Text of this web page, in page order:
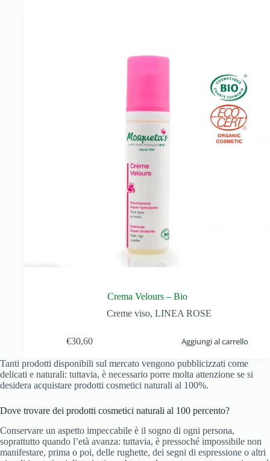
Crema Velours – Bio
Creme viso, LINEA ROSE
€30,60 Aggiungi al carrello
Tanti prodotti disponibili sul mercato vengono pubblicizzati come
delicati e naturali: tuttavia, è necessario porre molta attenzione se si
desidera acquistare prodotti cosmetici naturali al 100%.
Dove trovare dei prodotti cosmetici naturali al 100 percento?
Conservare un aspetto impeccabile è il sogno di ogni persona,
soprattutto quando l’età avanza: tuttavia, è pressoché impossibile non
manifestare, prima o poi, delle rughette, dei segni di espressione o altri